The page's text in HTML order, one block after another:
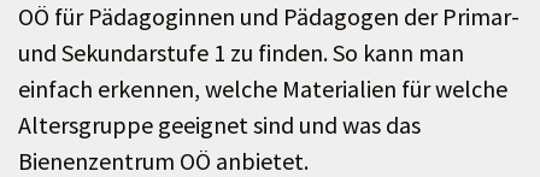
OÖ für Pädagoginnen und Pädagogen der Primar-
und Sekundarstufe 1 zu finden. So kann man
einfach erkennen, welche Materialien für welche
Altersgruppe geeignet sind und was das
Bienenzentrum OÖ anbietet.